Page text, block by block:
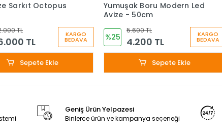
Sarkıt Octopus
TL
TL
KARGO
BEDAVA
Sepete Ekle
Yumuşak Boru Modern Led
Avize - 50cm
%25
5.600 TL
4.200 TL
KARGO
BEDAVA
Sepete Ekle
Geniş Ürün Yelpazesi
Binlerce ürün ve kampanya seçeneği